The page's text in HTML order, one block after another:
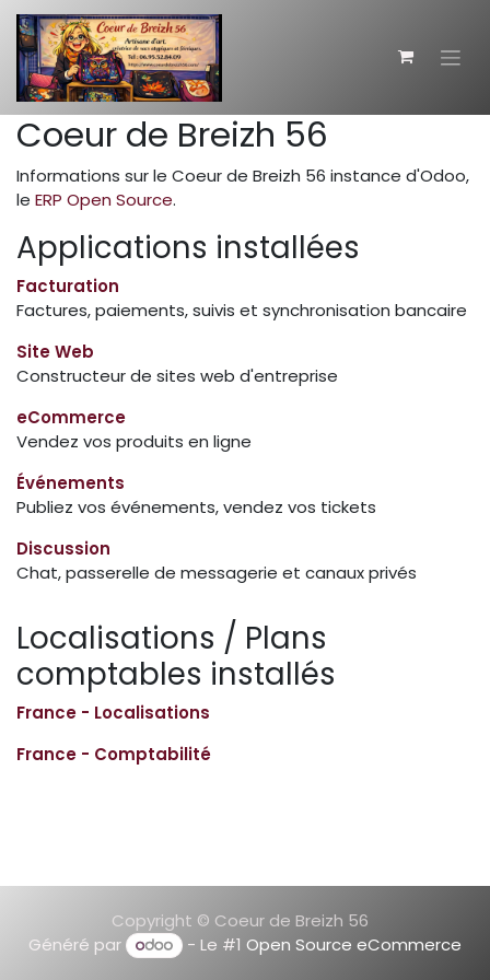
Se rendre au contenu
Coeur de Breizh 56
Informations sur le Coeur de Breizh 56 instance d'Odoo,
le ERP Open Source.
Applications installées
Facturation
Factures, paiements, suivis et synchronisation bancaire
Site Web
Constructeur de sites web d'entreprise
eCommerce
Vendez vos produits en ligne
Événements
Publiez vos événements, vendez vos tickets
Discussion
Chat, passerelle de messagerie et canaux privés
Localisations / Plans
comptables installés
France - Localisations
France - Comptabilité
Copyright © Coeur de Breizh 56
Généré par
- Le #1 Open Source eCommerce